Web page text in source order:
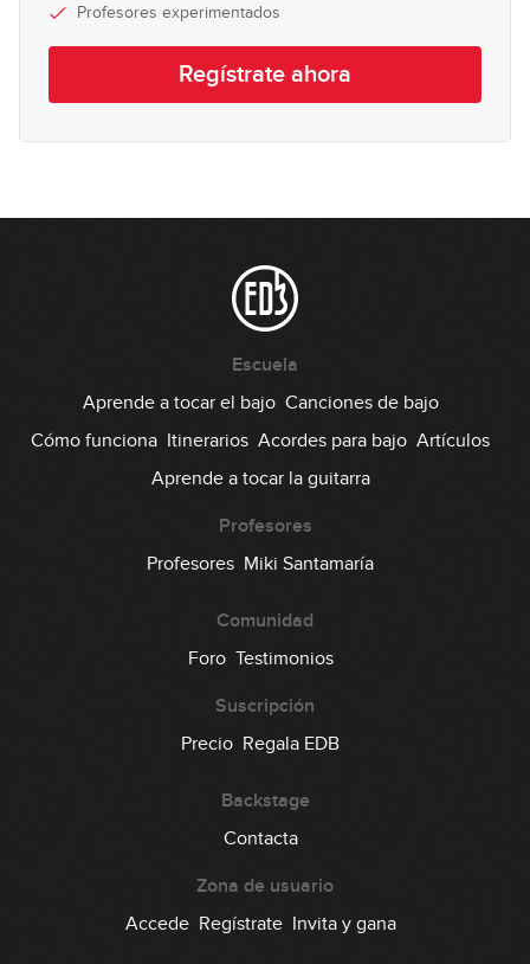
Profesores experimentados
Regístrate ahora
Escuela
Aprende a tocar el bajo Canciones de bajo
Cómo funciona Itinerarios Acordes para bajo Artículos
Aprende a tocar la guitarra
Profesores
Profesores Miki Santamaría
Comunidad
Foro Testimonios
Suscripción
Precio Regala EDB
Backstage
Contacta
Zona de usuario
Accede Regístrate Invita y gana